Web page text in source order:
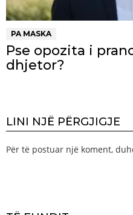
PA MASKA
Pse opozita i
dhjetor?
LINI NJË PËRGJIGJE
Për të postuar një koment,